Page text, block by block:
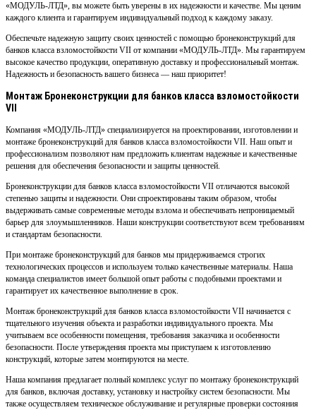
«МОДУЛЬ-ЛТД», вы можете быть уверены в их надежности и качестве. Мы ценим
каждого клиента и гарантируем индивидуальный подход к каждому заказу.
Обеспечьте надежную защиту своих ценностей с помощью бронеконструкций для
банков класса взломостойкости VII от компании «МОДУЛЬ-ЛТД». Мы гарантируем
высокое качество продукции, оперативную доставку и профессиональный монтаж.
Надежность и безопасность вашего бизнеса — наш приоритет!
Монтаж Бронеконструкции для банков класса взломостойкости
VII
Компания «МОДУЛЬ-ЛТД» специализируется на проектировании, изготовлении и
монтаже бронеконструкций для банков класса взломостойкости VII. Наш опыт и
профессионализм позволяют нам предложить клиентам надежные и качественные
решения для обеспечения безопасности и защиты ценностей.
Бронеконструкции для банков класса взломостойкости VII отличаются высокой
степенью защиты и надежности. Они спроектированы таким образом, чтобы
выдерживать самые современные методы взлома и обеспечивать непроницаемый
барьер для злоумышленников. Наши конструкции соответствуют всем требованиям
и стандартам безопасности.
При монтаже бронеконструкций для банков мы придерживаемся строгих
технологических процессов и используем только качественные материалы. Наша
команда специалистов имеет большой опыт работы с подобными проектами и
гарантирует их качественное выполнение в срок.
Монтаж бронеконструкций для банков класса взломостойкости VII начинается с
тщательного изучения объекта и разработки индивидуального проекта. Мы
учитываем все особенности помещения, требования заказчика и особенности
безопасности. После утверждения проекта мы приступаем к изготовлению
конструкций, которые затем монтируются на месте.
Наша компания предлагает полный комплекс услуг по монтажу бронеконструкций
для банков, включая доставку, установку и настройку систем безопасности. Мы
также осуществляем техническое обслуживание и регулярные проверки состояния